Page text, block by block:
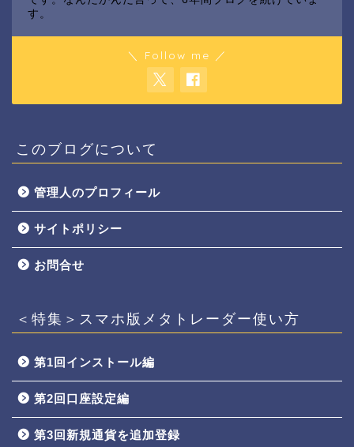
す。
＼ Follow me ／
このブログについて
管理人のプロフィール
サイトポリシー
お問合せ
＜特集＞スマホ版メタトレーダー使い方
第1回インストール編
第2回口座設定編
第3回新規通貨を追加登録